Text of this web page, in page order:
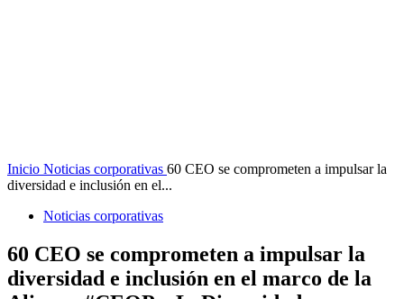
Inicio Noticias corporativas 60 CEO se comprometen a impulsar la
diversidad e inclusión en el...
Noticias corporativas
60 CEO se comprometen a impulsar la
diversidad e inclusión en el marco de la